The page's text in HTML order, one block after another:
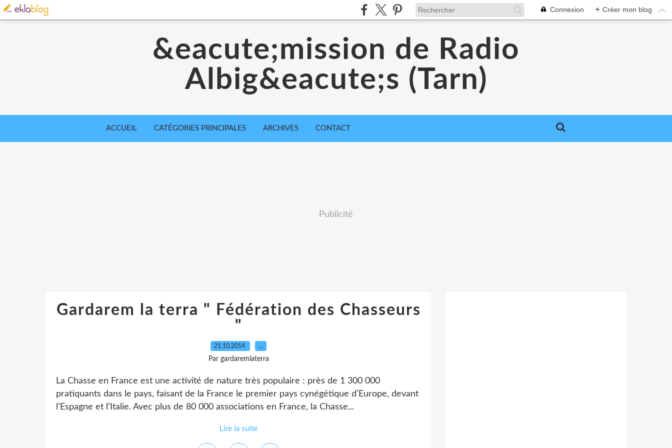
Connexion + Créer mon blog
&eacute;mission de Radio
Albig&eacute;s (Tarn)
ACCUEIL CATÉGORIES PRINCIPALES ARCHIVES CONTACT
Publicité
Gardarem la terra " Fédération des Chasseurs
"
21.10.2014 …
Par gardaremlaterra
La Chasse en France est une activité de nature très populaire : près de 1 300 000
pratiquants dans le pays, faisant de la France le premier pays cynégétique d’Europe, devant
l’Espagne et l’Italie. Avec plus de 80 000 associations en France, la Chasse...
Lire la suite